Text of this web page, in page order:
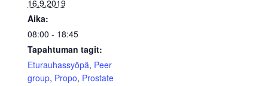
16.9.2019
Aika:
08:00 - 18:45
Tapahtuman tagit:
Eturauhassyöpä, Peer
group, Propo, Prostate